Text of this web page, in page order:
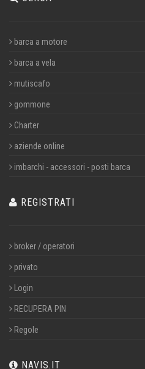
barca a motore
barca a vela
mutiscafo
gommone
Charter
aziende online
imbarchi - accessori - posti barca
REGISTRATI
broker / operatori
privato
Login
RECUPERA PIN
Regole
NAVIS.IT